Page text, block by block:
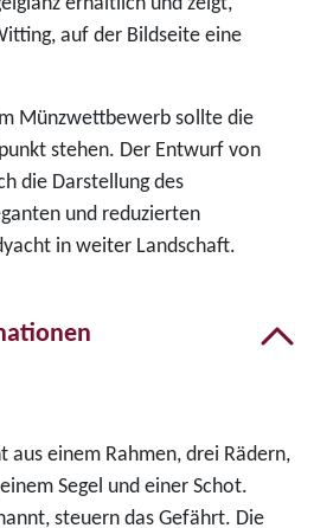
auf der Bildseite eine
Münzwettbewerb sollte die
stehen. Der Entwurf von
die Darstellung des
und reduzierten
in weiter Landschaft.
aus einem Rahmen, drei Rädern,
Segel und einer Schot.
steuern das Gefährt. Die